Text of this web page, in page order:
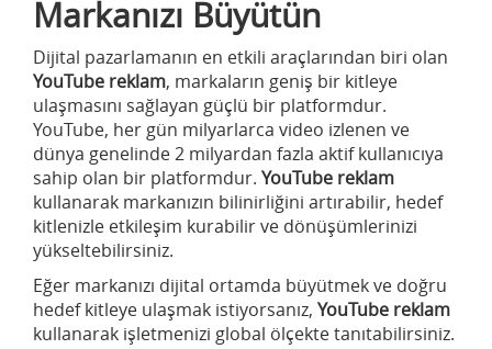
Markanızı Büyütün
Dijital pazarlamanın en etkili araçlarından biri olan
YouTube reklam, markaların geniş bir kitleye
ulaşmasını sağlayan güçlü bir platformdur.
YouTube, her gün milyarlarca video izlenen ve
dünya genelinde 2 milyardan fazla aktif kullanıcıya
sahip olan bir platformdur. YouTube reklam
kullanarak markanızın bilinirliğini artırabilir, hedef
kitlenizle etkileşim kurabilir ve dönüşümlerinizi
yükseltebilirsiniz.
Eğer markanızı dijital ortamda büyütmek ve doğru
hedef kitleye ulaşmak istiyorsanız, YouTube reklam
kullanarak işletmenizi global ölçekte tanıtabilirsiniz.